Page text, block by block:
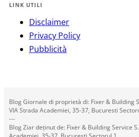
LINK UTILI
Disclaimer
Privacy Policy
Pubblicità
Blog Giornale di proprietà di: Fixer & Building
VIA Strada Academiei, 35-37, Bucuresti
---
Blog Ziar deținut de: Fixer & Building Service